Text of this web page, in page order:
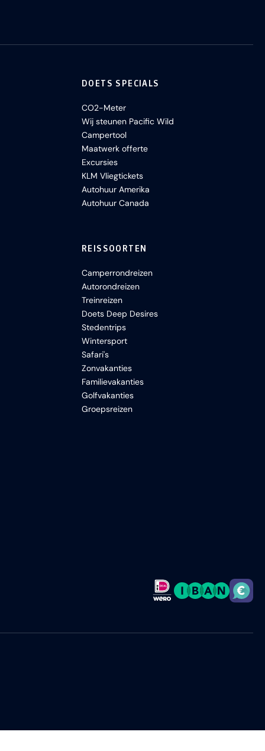
DOETS SPECIALS
CO2-Meter
Wij steunen Pacific Wild
Campertool
Maatwerk offerte
Excursies
KLM Vliegtickets
Autohuur Amerika
Autohuur Canada
REISSOORTEN
Camperrondreizen
Autorondreizen
Treinreizen
Doets Deep Desires
Stedentrips
Wintersport
Safari's
Zonvakanties
Familievakanties
Golfvakanties
Groepsreizen